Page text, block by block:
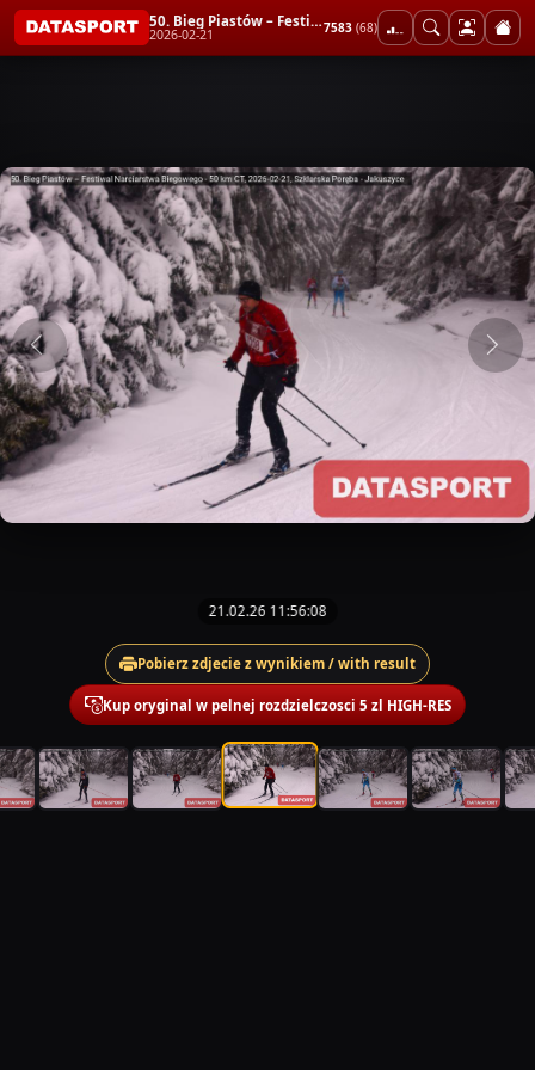
50. Bieg Piastów – Festiwal Narciarstwa Biegowego - 50 km CT
2026-02-21 7583 (68)
21.02.26 11:56:08
Pobierz zdjecie z wynikiem / with result
Kup oryginal w pelnej rozdzielczosci 5 zl HIGH-RES